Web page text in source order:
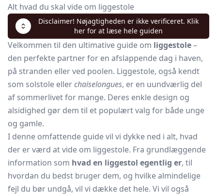
Alt hvad du skal vide om liggestole
Disclaimer! Nøjagtigheden er ikke verificeret. Klik
her for at læse hele guiden
Velkommen til den ultimative guide om liggestole–
den perfekte partner for en afslappende dag i haven,
på stranden eller ved poolen. Liggestole, også kendt
som solstole ellerchaiselongues, er en uundværlig del
af sommerlivet for mange. Deres enkle design og
alsidighed gør dem til et populært valg for både unge
og gamle.
I denne omfattende guide vil vi dykke ned i alt, hvad
der er værd at vide om liggestole. Fra grundlæggende
information som hvad en liggestol egentlig er, til
hvordan du bedst bruger dem, og hvilke almindelige
fejl du bør undgå, vil vi dække det hele. Vi vil også